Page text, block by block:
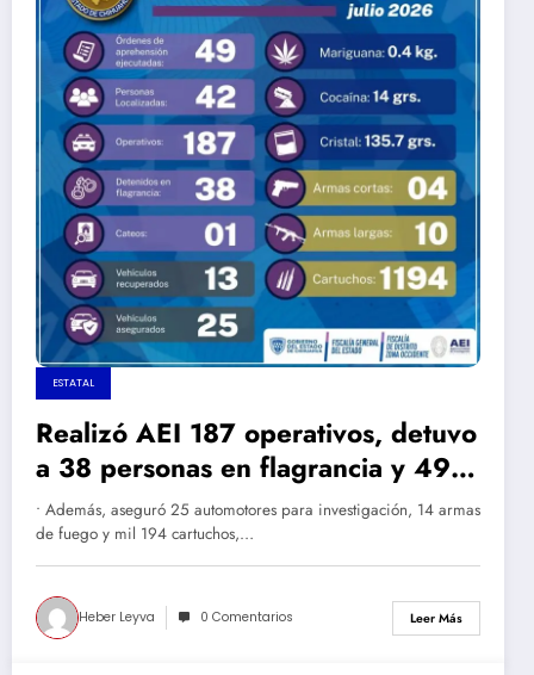
ESTATAL
Realizó AEI 187 operativos, detuvo
a 38 personas en flagrancia y 49
con orden de aprehensión en la
Zona Occidente en julio
• Además, aseguró 25 automotores para investigación, 14 armas
de fuego y mil 194 cartuchos,…
Heber Leyva 0 Comentarios Leer Más